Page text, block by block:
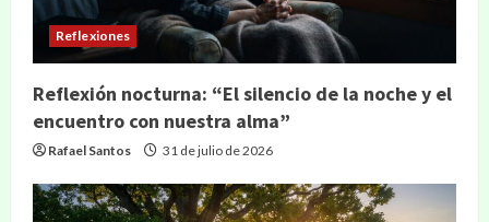
Reflexiones
Reflexión nocturna: “El silencio de la noche y el
encuentro con nuestra alma”
Rafael Santos 31 de julio de 2026